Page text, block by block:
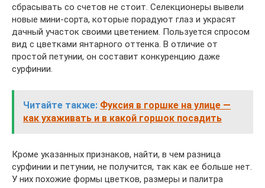
сбрасывать со счетов не стоит. Селекционеры вывели
новые мини-сорта, которые порадуют глаз и украсят
дачный участок своими цветением. Пользуется спросом
вид с цветками янтарного оттенка. В отличие от
простой петунии, он составит конкуренцию даже
сурфинии.
Читайте также: Фуксия в горшке на улице —
как ухаживать и в какой горшок посадить
Кроме указанных признаков, найти, в чем разница
сурфинии и петунии, не получится, так как ее больше нет.
У них похожие формы цветков, размеры и палитра